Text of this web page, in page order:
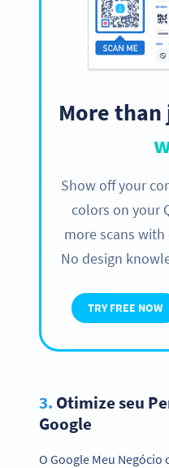
More than
Show off your
colors on your
more scans
No design
TRY FREE NOW
3. Otimize seu
Google
O Google Meu